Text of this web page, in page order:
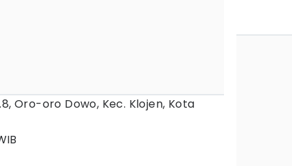
Oro-oro Dowo, Kec. Klojen, Kota